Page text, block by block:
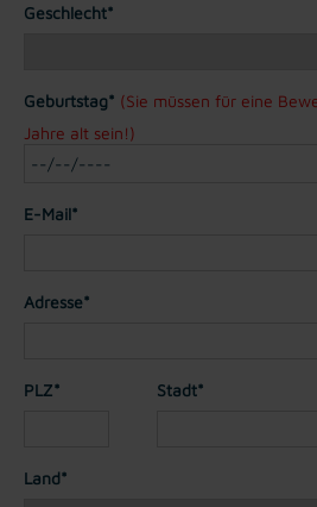
Geschlecht*
Geburtstag* (Sie müssen für eine
Jahre alt sein!)
E-Mail*
Adresse*
PLZ* Stadt*
Land*